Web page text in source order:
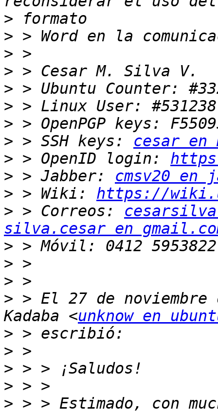
>
>
>
>
>
>
>
> > SSH keys: cesar en
> > OpenID login:
> > Jabber: cmsv20 en
> > Wiki: https://
> > Correos:
silva.cesar en
>
>
>
> > El 27 de noviembre
Kadaba <unknow en
>
>
>
>
> > > Estimado, con